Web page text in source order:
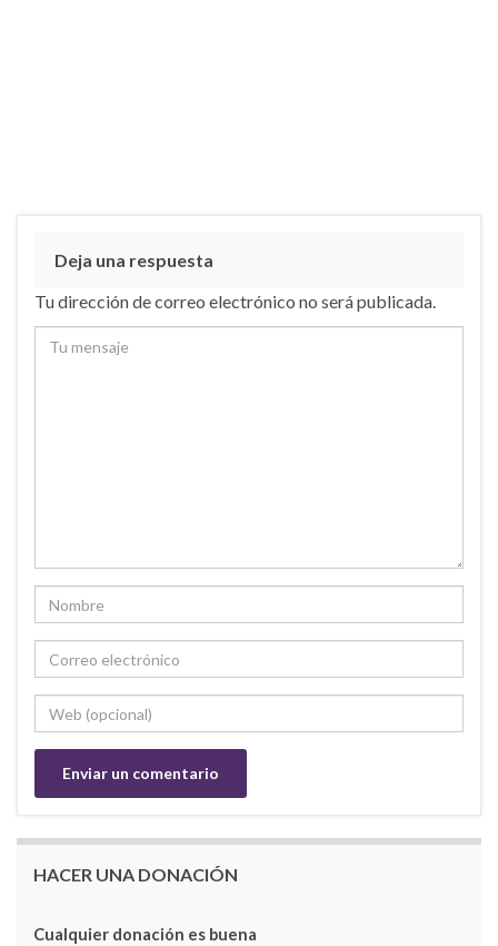
Deja una respuesta
Tu dirección de correo electrónico no será publicada.
HACER UNA DONACIÓN
Cualquier donación es buena